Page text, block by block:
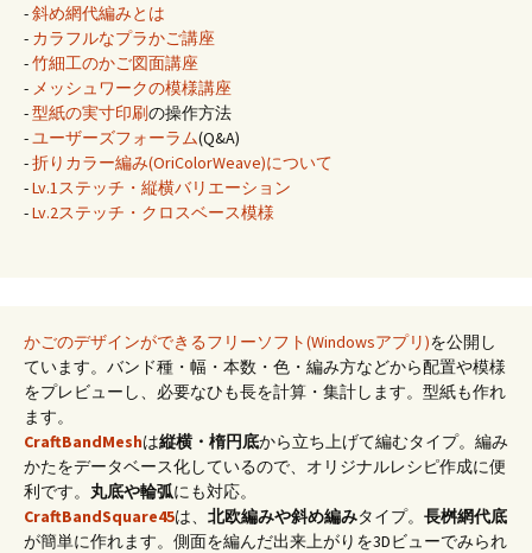
-斜め網代編みとは
- カラフルなプラかご講座
-竹細工のかご図面講座
- メッシュワークの模様講座
-型紙の実寸印刷の操作方法
-ユーザーズフォーラム(Q&A)
-折りカラー編み(OriColorWeave)について
-Lv.1ステッチ・縦横バリエーション
-Lv.2ステッチ・クロスベース模様
かごのデザインができるフリーソフト(Windowsアプリ)を公開し
ています。バンド種・幅・本数・色・編み方などから配置や模様
をプレビューし、必要なひも長を計算・集計します。型紙も作れ
ます。
CraftBandMeshは縦横・楕円底から立ち上げて編むタイプ。編み
かたをデータベース化しているので、オリジナルレシピ作成に便
利です。 丸底や輪弧にも対応。
CraftBandSquare45は、 北欧編みや斜め編みタイプ。 長桝網代底
が簡単に作れます。側面を編んだ出来上がりを3Dビューでみられ